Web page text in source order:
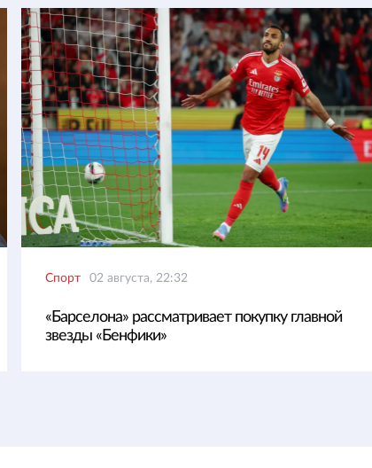
Спорт 02 августа, 22:32
«Барселона» рассматривает покупку главной
звезды «Бенфики»